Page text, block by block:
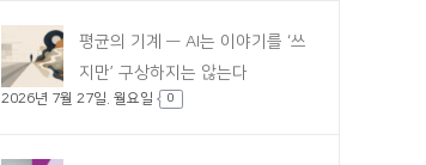
평균의 기계 — AI는 이야기를 ‘쓰
지만’ 구상하지는 않는다
2026년 7월 27일. 월요일 0